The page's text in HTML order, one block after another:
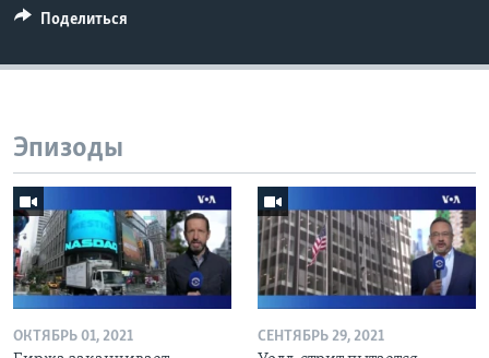
Поделиться
Эпизоды
ОКТЯБРЬ 01, 2021 СЕНТЯБРЬ 29, 2021